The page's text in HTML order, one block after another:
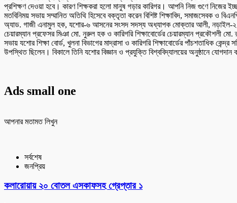
প্রশিক্ষণ দেওয়া হবে। কারণ শিক্ষকরা হলো মানুষ গড়ার কারিগর। আপনি নিজ গুণে নিজের
মতবিনিময় সভায় সম্মানিত অতিথি হিসেবে বক্তৃতা করেন বিশিষ্ট শিক্ষাবিদ, সমাজসেবক
অ্যাড. গাজী এনামুল হক, যশোর-৬ আসনের সংসদ সদস্য অধ্যাপক মোক্তার আলী, নড়াইল-২
চেয়ারম্যান প্রফেসর মিঞা মো. নুরুল হক ও কারিগরি শিক্ষাবোর্ডের চেয়ারম্যান প্রকৌশলী
সভায় যশোর শিক্ষা বোর্ড, খুলনা বিভাগের মাদ্রাসা ও কারিগরি শিক্ষাবোর্ডের পাঁচশতাধিক
উপস্থিত ছিলেন। বিকালে তিনি যশোর বিজ্ঞান ও প্রযুক্তি বিশ্ববিদ্যালয়ের অনুষ্ঠানে যোগদান
Ads small one
আপনার মতামত লিখুন
সর্বশেষ
জনপ্রিয়
কলারোয়ায় ২০ বোতল এসকাফসহ গ্রেপ্তার ১